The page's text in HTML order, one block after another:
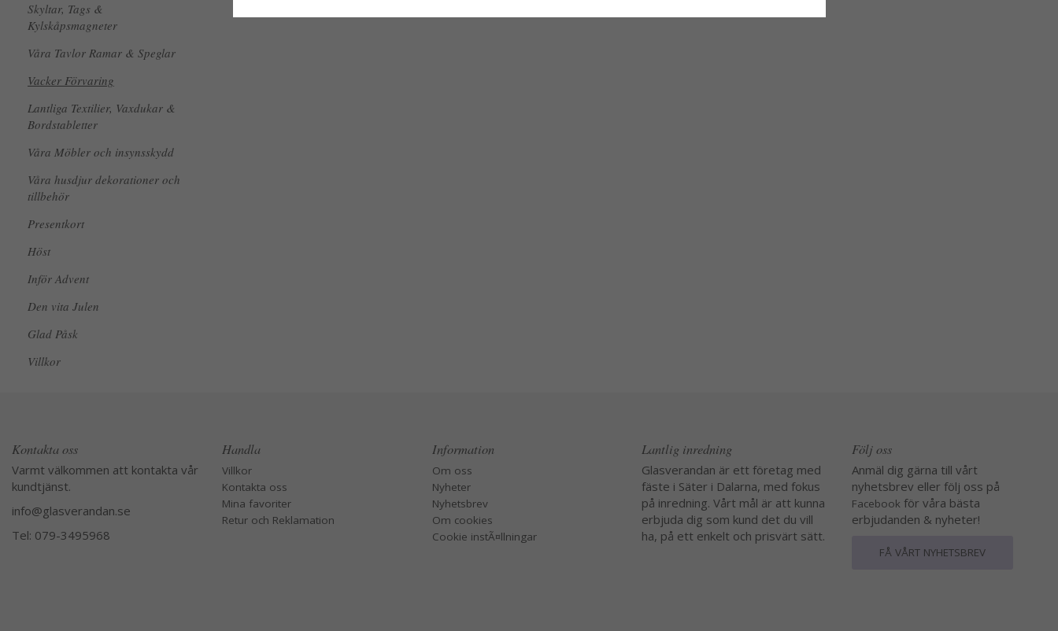
Skyltar, Tags &
Kylskåpsmagneter
Våra Tavlor Ramar & Speglar
Vacker Förvaring
Lantliga Textilier, Vaxdukar &
Bordstabletter
Våra Möbler och insynsskydd
Våra husdjur dekorationer och
tillbehör
Presentkort
Höst
Inför Advent
Den vita Julen
Glad Påsk
Villkor
Kontakta oss
Varmt välkommen att kontakta vår
kundtjänst.
info@glasverandan.se
Tel: 079-3495968
Handla
Villkor
Kontakta oss
Mina favoriter
Retur och Reklamation
Information
Om oss
Nyheter
Nyhetsbrev
Om cookies
Cookie instÃ¤llningar
Lantlig inredning
Glasverandan är ett företag med
fäste i Säter i Dalarna, med fokus
på inredning. Vårt mål är att kunna
erbjuda dig som kund det du vill
ha, på ett enkelt och prisvärt sätt.
Följ oss
Anmäl dig gärna till vårt
nyhetsbrev eller följ oss på
Facebook för våra bästa
erbjudanden & nyheter!
FÅ VÅRT NYHETSBREV